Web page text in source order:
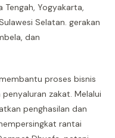
Yogyakarta,
Selatan. gerakan
dan
proses bisnis
zakat. Melalui
penghasilan dan
rantai